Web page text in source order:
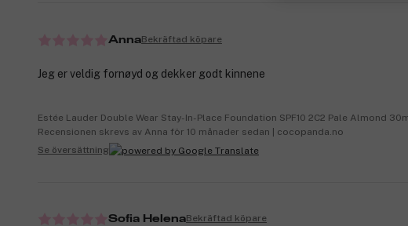
AnnaBekräftad köpare
Jeg er veldig fornøyd og dekker godt kinnene
Estée Lauder Double Wear Stay-In-Place Foundation SPF10 2C2 Pale Almond
Recensionen skrevs av Anna för 10 månader sedan | cocopanda.no
Se översättning
Sofia HelenaBekräftad köpare